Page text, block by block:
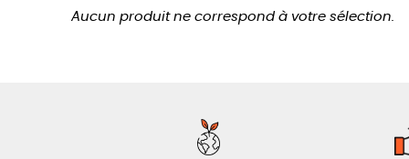
Aucun produit ne correspond à votre sélection.